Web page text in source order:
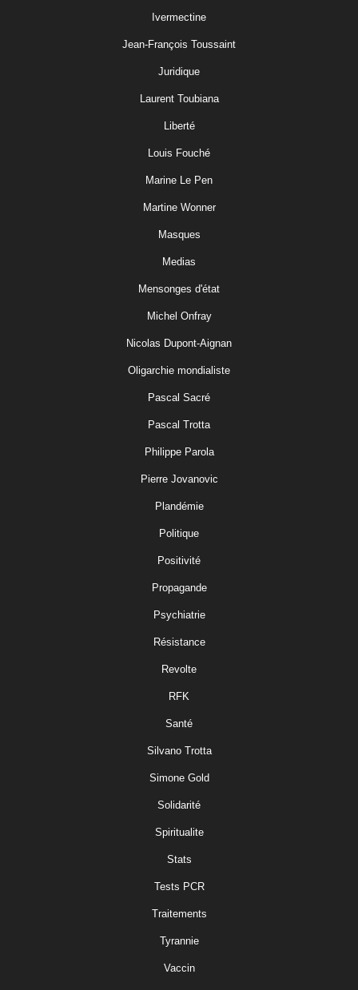
Ivermectine
Jean-François Toussaint
Juridique
Laurent Toubiana
Liberté
Louis Fouché
Marine Le Pen
Martine Wonner
Masques
Medias
Mensonges d'état
Michel Onfray
Nicolas Dupont-Aignan
Oligarchie mondialiste
Pascal Sacré
Pascal Trotta
Philippe Parola
Pierre Jovanovic
Plandémie
Politique
Positivité
Propagande
Psychiatrie
Résistance
Revolte
RFK
Santé
Silvano Trotta
Simone Gold
Solidarité
Spiritualite
Stats
Tests PCR
Traitements
Tyrannie
Vaccin